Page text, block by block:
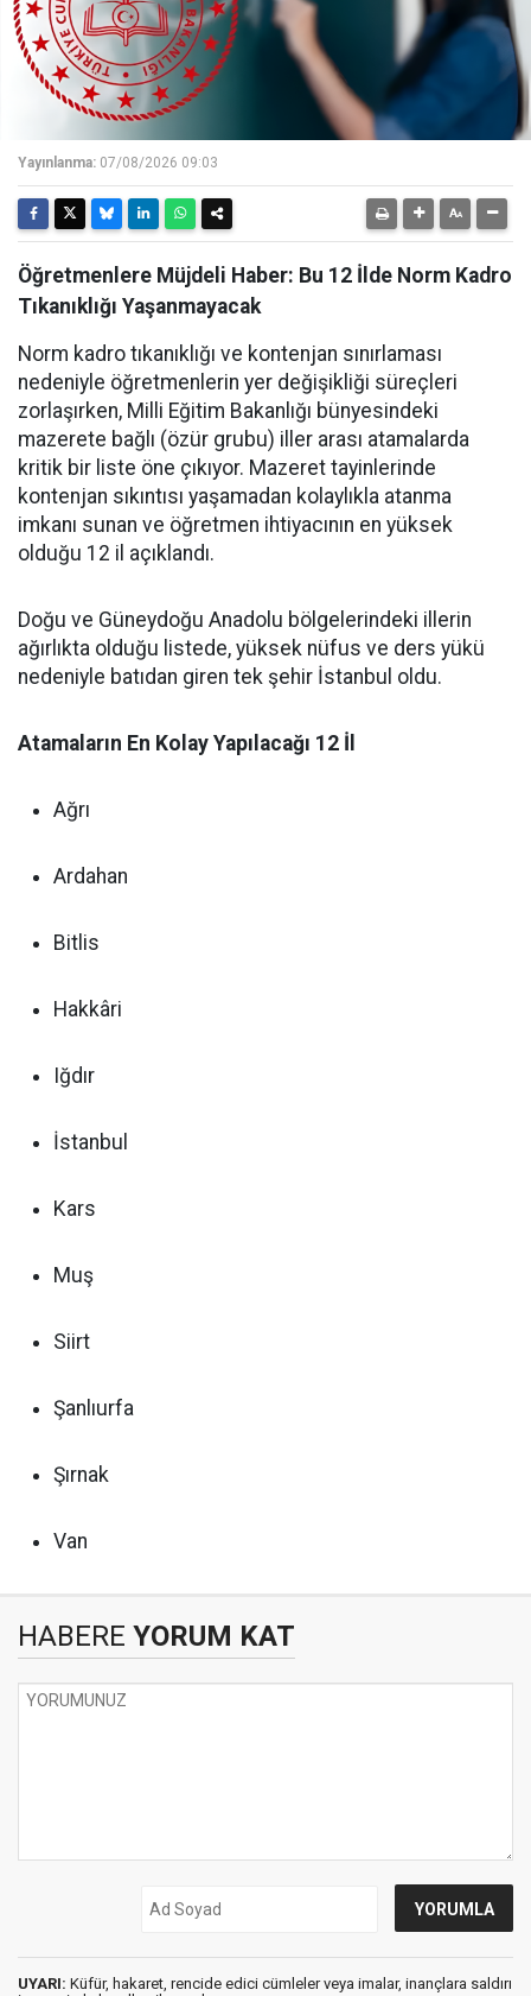
Yayınlanma: 07/08/2026 09:03
Öğretmenlere Müjdeli Haber: Bu 12 İlde Norm Kadro
Tıkanıklığı Yaşanmayacak
Norm kadro tıkanıklığı ve kontenjan sınırlaması
nedeniyle öğretmenlerin yer değişikliği süreçleri
zorlaşırken, Milli Eğitim Bakanlığı bünyesindeki
mazerete bağlı (özür grubu) iller arası atamalarda
kritik bir liste öne çıkıyor. Mazeret tayinlerinde
kontenjan sıkıntısı yaşamadan kolaylıkla atanma
imkanı sunan ve öğretmen ihtiyacının en yüksek
olduğu 12 il açıklandı.
Doğu ve Güneydoğu Anadolu bölgelerindeki illerin
ağırlıkta olduğu listede, yüksek nüfus ve ders yükü
nedeniyle batıdan giren tek şehir İstanbul oldu.
Atamaların En Kolay Yapılacağı 12 İl
Ağrı
Ardahan
Bitlis
Hakkâri
Iğdır
İstanbul
Kars
Muş
Siirt
Şanlıurfa
Şırnak
Van
HABERE YORUM KAT
UYARI: Küfür, hakaret, rencide edici cümleler veya imalar, inançlara saldırı